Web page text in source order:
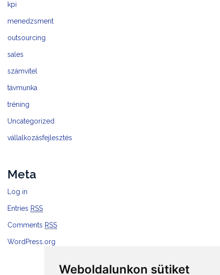
Weboldalunkon sütiket
kpi
menedzsment
outsourcing
sales
számvitel
távmunka
tréning
Uncategorized
vállalkozásfejlesztés
Meta
Log in
Entries RSS
Comments RSS
WordPress.org